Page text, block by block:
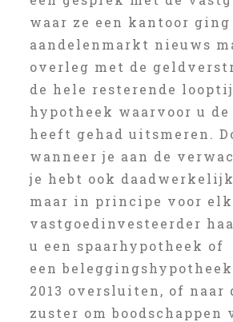
waar ze een kantoor
aandelenmarkt nieuws
overleg met de
de hele resterende
hypotheek waarvoor u de
heeft gehad uitsmeren.
wanneer je aan de
je hebt ook
maar in principe voor
vastgoedinvesteerder
u een spaarhypotheek of
een
2013 oversluiten, of naar
zuster om boodschappen